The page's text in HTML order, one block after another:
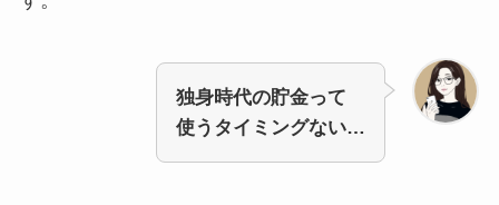
独身時代の貯金って
使うタイミングない…